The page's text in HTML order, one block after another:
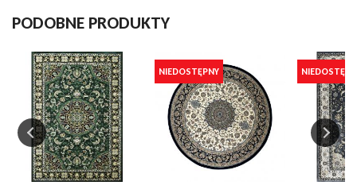
Deseń
Szerokość
160 cm
200 cm
Skład runa polipropylen heatset
Gęstość runa 1000000 pkt./m2
PODOBNE PRODUKTY
NIEDOSTĘPNY